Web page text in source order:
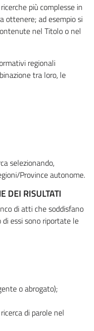
più complesse in
ottenere; ad esempio si
nel Titolo o nel
regionali
tra loro, le
selezionando,
Province autonome.
DEI RISULTATI
di atti che soddisfano
essi sono riportate le
o abrogato);
di parole nel